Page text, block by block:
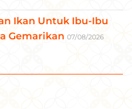
Ikan Untuk Ibu-Ibu
Gemarikan 07/08/2026